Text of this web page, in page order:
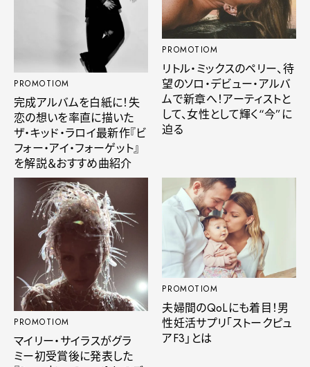
PROMOTIOM
完成アルバムを白紙に！失
恋の想いを率直に描いた
ザ・キッド・ラロイ最新作『ビ
フォー・アイ・フォーゲット』
を解説＆おすすめ曲紹介
PROMOTIOM
リトル・ミックスのペリー、待
望のソロ・デビュー・アルバ
ムで新章へ！アーティストと
して、女性として輝く“今”に
迫る
PROMOTIOM
マイリー・サイラスがグラ
ミー初受賞後に発表した
PROMOTIOM
夫婦間のQoLにも着目！男
性妊活サプリ「ストークピュ
アF3」とは